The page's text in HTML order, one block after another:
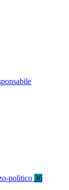
politico 36